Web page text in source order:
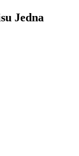
Jedna